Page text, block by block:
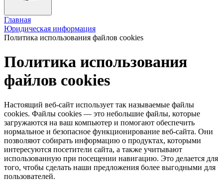
Главная
Юридическая информация
Политика использования файлов cookies
Политика использования
файлов cookies
Настоящий веб-сайт использует так называемые файлы
сookies. Файлы cookies — это небольшие файлы, которые
загружаются на ваш компьютер и помогают обеспечить
нормальное и безопасное функционирование веб-сайта. Они
позволяют собирать информацию о продуктах, которыми
интересуются посетители сайта, а также учитывают
использованную при посещении навигацию. Это делается для
того, чтобы сделать наши предложения более выгодными для
пользователей.